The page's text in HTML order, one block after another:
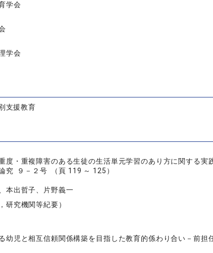
学会
学会
支援教育
度・重複障害のある生徒の生活単元学習のあり方に関する実
究 ９－２号 （頁 119 ～ 125）
本出哲子、片野義一
研究機関等紀要）
幼児と相互信頼関係構築を目指した教育的係わり合い－前